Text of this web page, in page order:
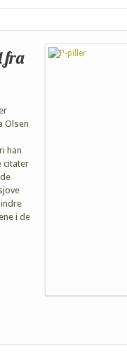
fra
Olsen
han
citater
i de